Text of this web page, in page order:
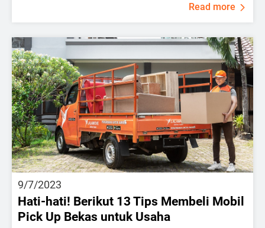
Read more
9/7/2023
Hati-hati! Berikut 13 Tips Membeli Mobil
Pick Up Bekas untuk Usaha